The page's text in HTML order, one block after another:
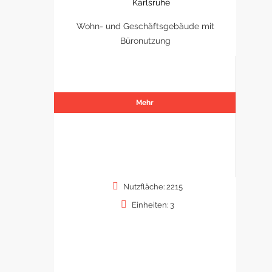
Karlsruhe
Wohn- und Geschäftsgebäude mit
Büronutzung
Mehr
Nutzfläche: 2215
Einheiten: 3